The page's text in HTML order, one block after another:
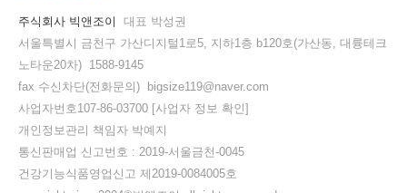
주식회사 빅앤조이
대표 박성권
서울특별시 금천구 가산디지털1로5, 지하1층 b120호(가산동, 대륭테크
노타운20차) 1588-9145
fax 수신차단(전화문의) bigsize119@naver.com
사업자번호107-86-03700 [사업자 정보 확인]
개인정보관리 책임자 박예지
통신판매업 신고번호 : 2019-서울금천-0045
건강기능식품영업신고 제2019-0084005호